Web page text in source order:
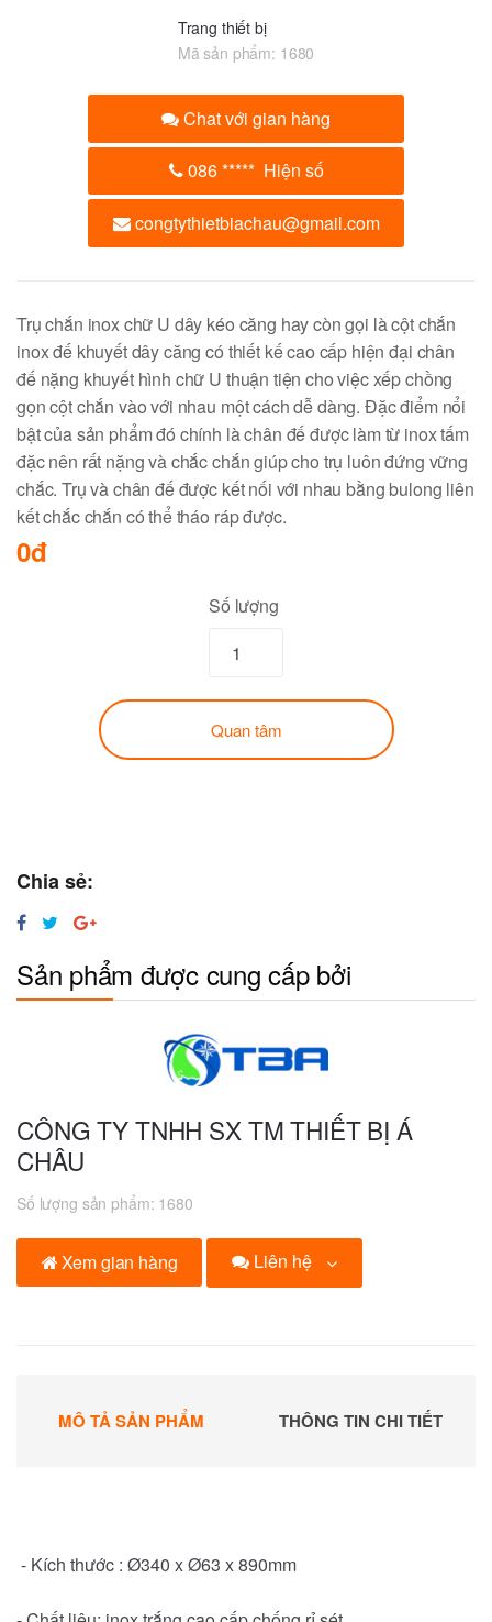
Trang thiết bị
Mã sản phẩm: 1680
Chat với gian hàng
086***** Hiện số
congtythietbiachau@gmail.com
Trụ chắn inox chữ U dây kéo căng hay còn gọi là cột chắn
inox đế khuyết dây căng có thiết kế cao cấp hiện đại chân
đế nặng khuyết hình chữ U thuận tiện cho việc xếp chồng
gọn cột chắn vào với nhau một cách dễ dàng. Đặc điểm nổi
bật của sản phẩm đó chính là chân đế được làm từ inox tấm
đặc nên rất nặng và chắc chắn giúp cho trụ luôn đứng vững
chắc. Trụ và chân đế được kết nối với nhau bằng bulong liên
kết chắc chắn có thể tháo ráp được.
0đ
Số lượng
Quan tâm
Chia sẻ:
Sản phẩm được cung cấp bởi
CÔNG TY TNHH SX TM THIẾT BỊ Á
CHÂU
Số lượng sản phẩm: 1680
Xem gian hàng Liên hệ
MÔ TẢ SẢN PHẨM THÔNG TIN CHI TIẾT
- Kích thước : Ø340 x Ø63 x 890mm